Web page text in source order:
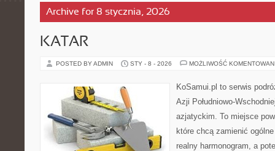
Archive for 8 stycznia, 2026
KATAR
POSTED BY ADMIN STY - 8 - 2026 MOŻLIWOŚĆ
KoSamui.pl to serwis
Azji Południowo-
azjatyckim. To miejsce
które chcą zamienić
realny harmonogram, a